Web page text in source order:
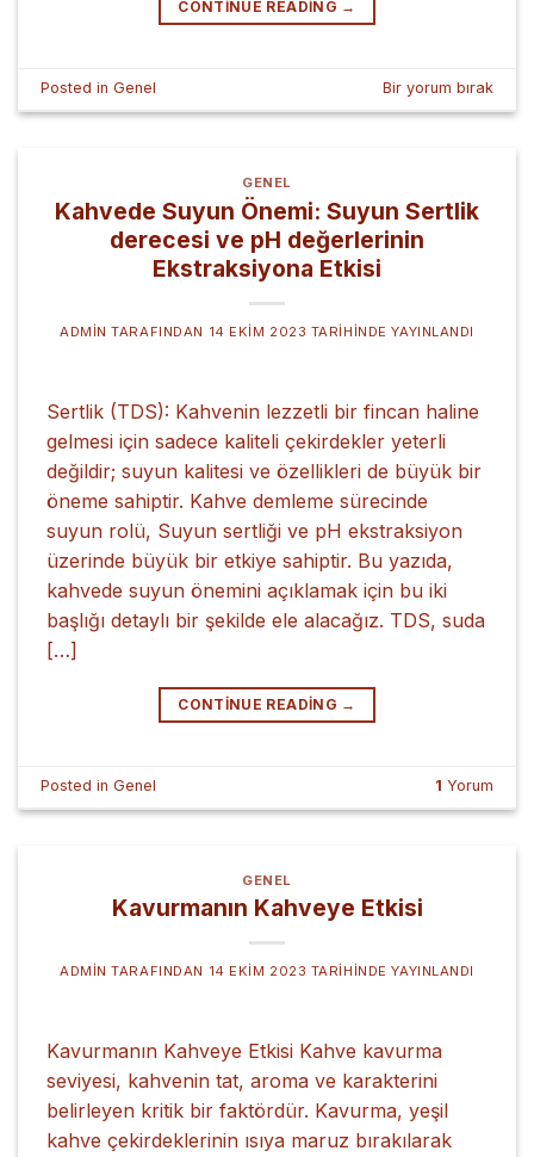
CONTINUE READING →
Posted inGenel Bir yorum bırak
GENEL
Kahvede Suyun Önemi: Suyun Sertlik
derecesi ve pH değerlerinin
Ekstraksiyona Etkisi
ADMIN TARAFINDAN 14 EKIM 2023 TARIHINDE YAYINLANDI
Sertlik (TDS): Kahvenin lezzetli bir fincan haline
gelmesi için sadece kaliteli çekirdekler yeterli
değildir; suyun kalitesi ve özellikleri de büyük bir
öneme sahiptir. Kahve demleme sürecinde
suyun rolü, Suyun sertliği ve pH ekstraksiyon
üzerinde büyük bir etkiye sahiptir. Bu yazıda,
kahvede suyun önemini açıklamak için bu iki
başlığı detaylı bir şekilde ele alacağız. TDS, suda
[…]
CONTINUE READING →
Posted inGenel 1 Yorum
GENEL
Kavurmanın Kahveye Etkisi
ADMIN TARAFINDAN 14 EKIM 2023 TARIHINDE YAYINLANDI
Kavurmanın Kahveye Etkisi Kahve kavurma
seviyesi, kahvenin tat, aroma ve karakterini
belirleyen kritik bir faktördür. Kavurma, yeşil
kahve çekirdeklerinin ısıya maruz bırakılarak